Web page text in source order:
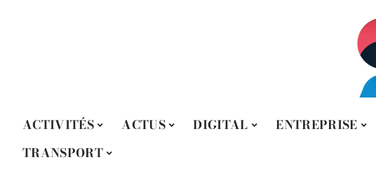
ACTIVITÉS ACTUS DIGITAL ENTREPRISE
TRANSPORT